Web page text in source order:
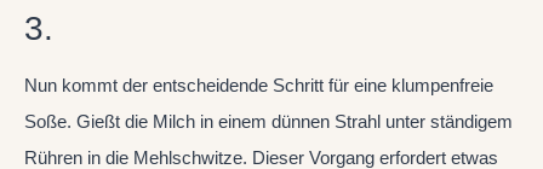
3.
Nun kommt der entscheidende Schritt für eine klumpenfreie
Soße. Gießt die Milch in einem dünnen Strahl unter ständigem
Rühren in die Mehlschwitze. Dieser Vorgang erfordert etwas